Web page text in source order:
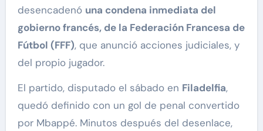
desencadenó una condena inmediata del
gobierno francés, de la Federación Francesa de
Fútbol (FFF), que anunció acciones judiciales, y
del propio jugador.
El partido, disputado el sábado en Filadelfia,
quedó definido con un gol de penal convertido
por Mbappé. Minutos después del desenlace,